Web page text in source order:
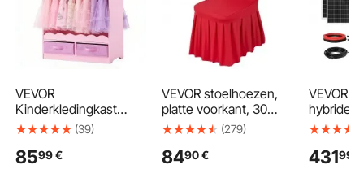
VEVOR
Kinderkledingkast
604x339x1080mm,
spiegel, kledingstang
(39)
8599€
VEVOR stoelhoezen,
platte voorkant, 30
stuks, wasbare en
stoelhoezen van
(279)
8490 €
VEVOR
hybride
mono
43199